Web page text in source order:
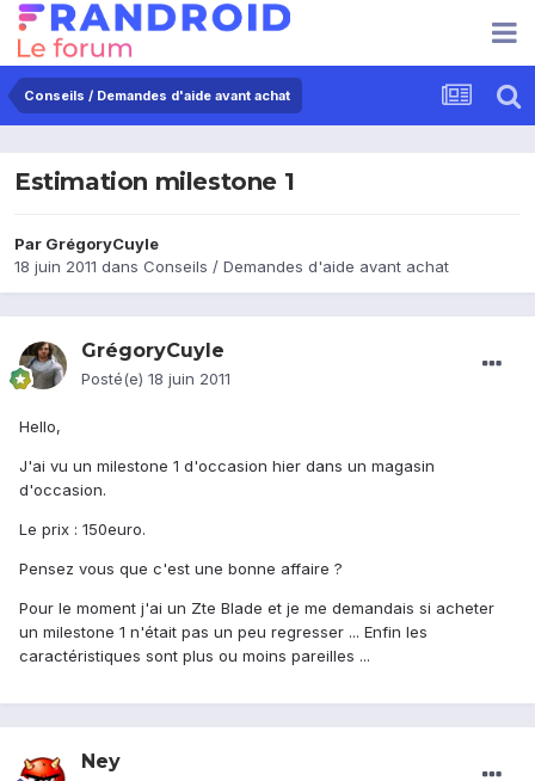
Conseils / Demandes d'aide avant achat
Estimation milestone 1
Par GrégoryCuyle
18 juin 2011 dans Conseils / Demandes d'aide avant achat
GrégoryCuyle
Posté(e) 18 juin 2011
Hello,
J'ai vu un milestone 1 d'occasion hier dans un magasin
d'occasion.
Le prix : 150euro.
Pensez vous que c'est une bonne affaire ?
Pour le moment j'ai un Zte Blade et je me demandais si acheter
un milestone 1 n'était pas un peu regresser ... Enfin les
caractéristiques sont plus ou moins pareilles ...
Ney